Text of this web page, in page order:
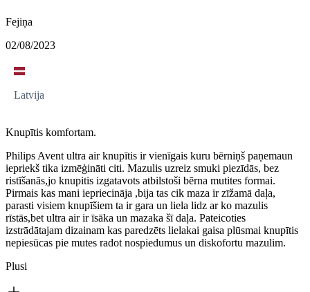
Fejiņa
02/08/2023
Latvija
Knupītis komfortam.
Philips Avent ultra air knupītis ir vienīgais kuru bērniņš paņemaun
iepriekš tika izmēģināti citi. Mazulis uzreiz smuki piezīdās, bez
ristīšanās,jo knupitis izgatavots atbilstoši bērna mutites formai.
Pirmais kas mani iepriecināja ,bija tas cik maza ir zīžamā daļa,
parasti visiem knupīšiem ta ir gara un liela lidz ar ko mazulis
rīstās,bet ultra air ir īsāka un mazaka šī daļa. Pateicoties
izstrādātajam dizainam kas paredzēts lielakai gaisa plūsmai knupītis
nepiesūcas pie mutes radot nospiedumus un diskofortu mazulim.
Plusi